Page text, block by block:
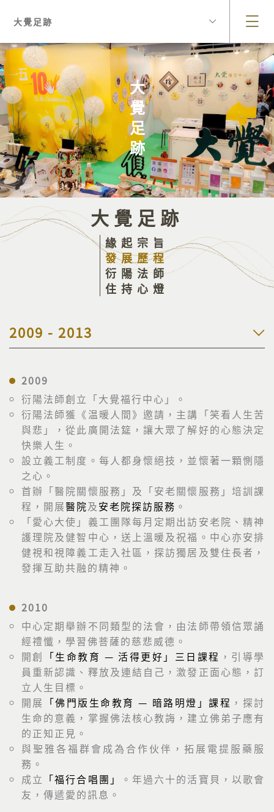
大覺足跡
大覺足跡
大覺足跡
緣起宗旨
發展歷程
衍陽法師
住持心燈
2009 - 2013
2009
衍陽法師創立「大覺福行中心」。
衍陽法師獲《温暖人間》邀請，主講「笑看人生苦
與悲」，從此廣開法筵，讓大眾了解好的心態決定
快樂人生。
設立義工制度。每人都身懷絕技，並懷著一顆惻隱
之心。
首辦「醫院關懷服務」及「安老關懷服務」培訓課
程，開展醫院及安老院探訪服務 。
「愛心大使」義工團隊每月定期出訪安老院、精神
護理院及健智中心，送上溫暖及祝福。中心亦安排
健視和視障義工走入社區，探訪獨居及雙住長者，
發揮互助共融的精神。
2010
中心定期舉辦不同類型的法會，由法師帶領信眾誦
經禮懺，學習佛菩薩的慈悲威德。
開創 「生命教育 — 活得更好」三日課程 ，引導學
員重新認識、釋放及連結自己，激發正面心態，訂
立人生目標。
開展 「佛門版生命教育 — 暗路明燈」課程 ，探討
生命的意義，掌握佛法核心教誨，建立佛弟子應有
的正知正見。
與聖雅各福群會成為合作伙伴，拓展電提服藥服
務。
成立 「福行合唱團」
。年過六十的活寶貝，以歌會
友，傳遞愛的訊息。